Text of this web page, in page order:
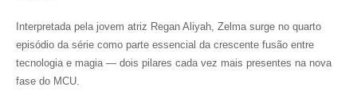
Interpretada pela jovem atriz Regan Aliyah, Zelma surge no quarto
episódio da série como parte essencial da crescente fusão entre
tecnologia e magia — dois pilares cada vez mais presentes na nova
fase do MCU.